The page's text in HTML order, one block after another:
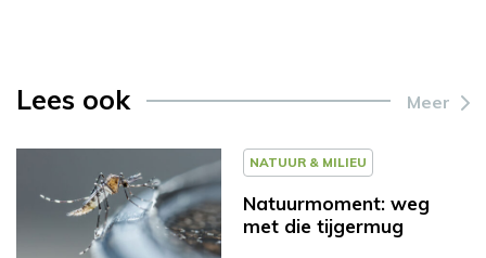
Lees ook Meer
NATUUR & MILIEU
Natuurmoment: weg
met die tijgermug